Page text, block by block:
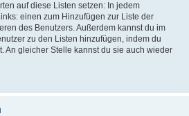
auf diese Listen setzen: In jedem
einen zum Hinzufügen zur Liste der
des Benutzers. Außerdem kannst du im
zu den Listen hinzufügen, indem du
An gleicher Stelle kannst du sie auch wieder